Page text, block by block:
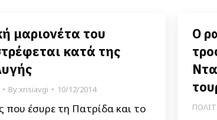
μαριονέτα του
κατά της
Byxrisiavgi 10/12/2014
έσυρε τη Πατρίδα και το
Ο